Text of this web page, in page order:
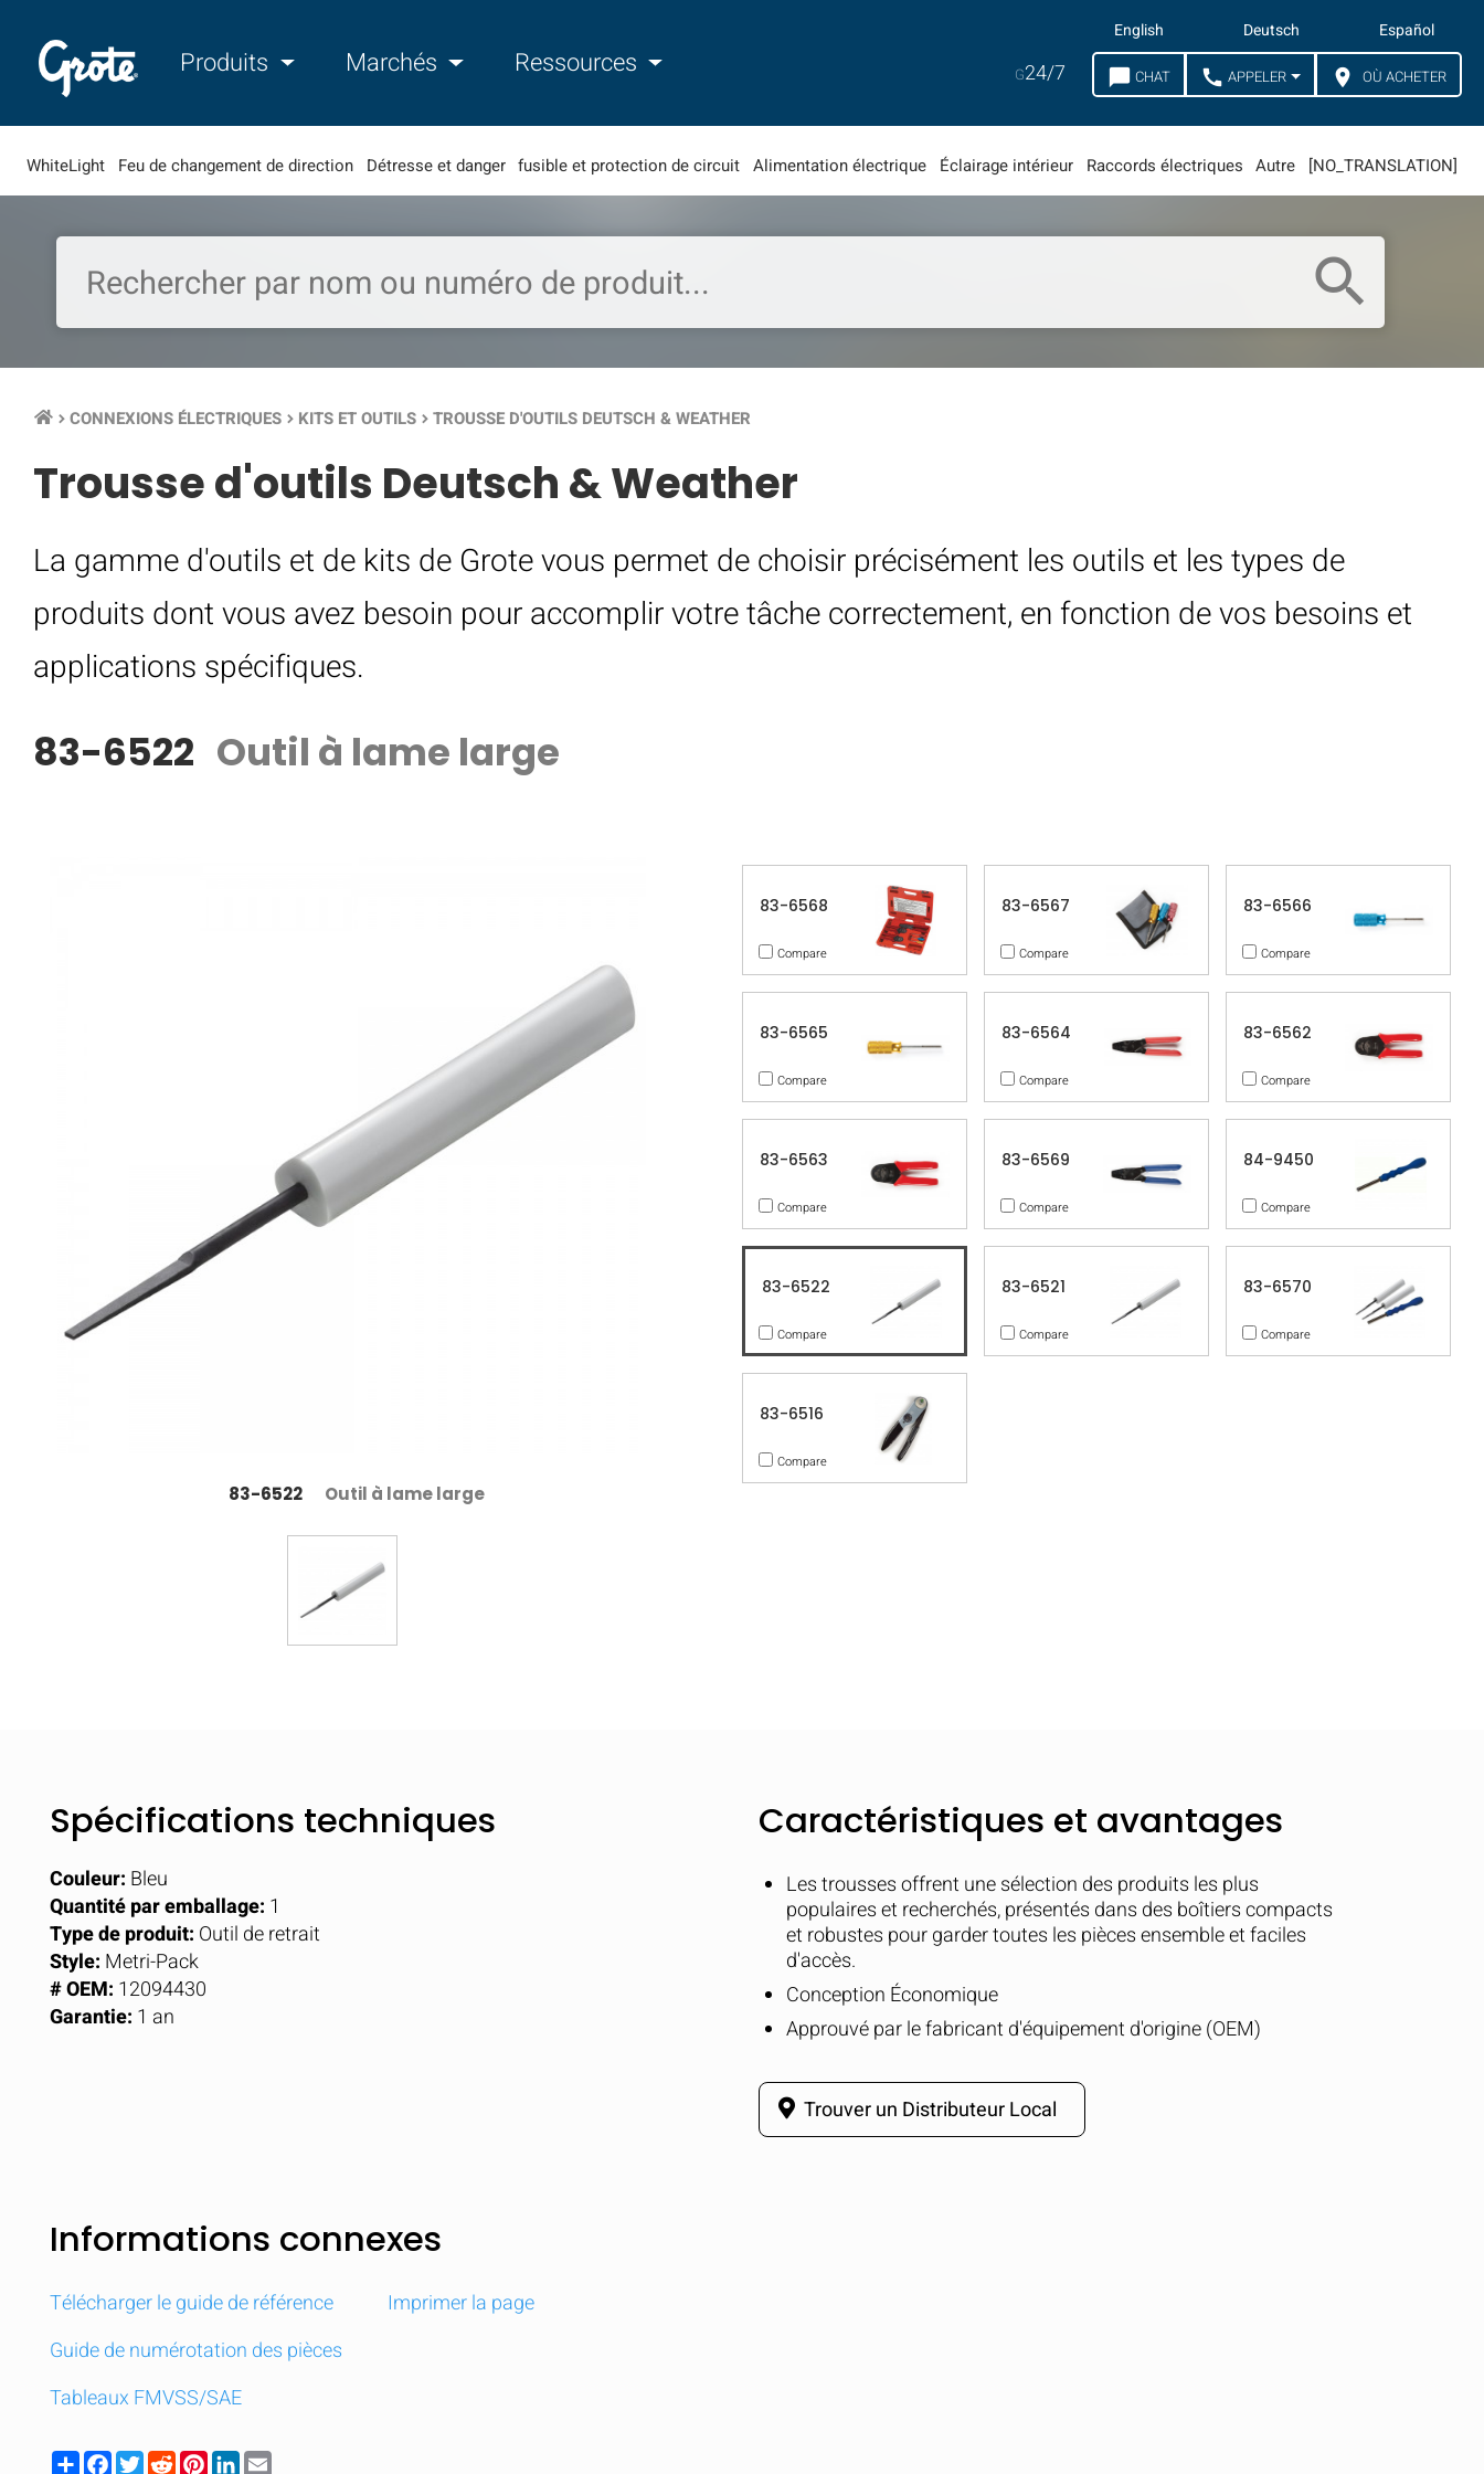
Produits Marchés Ressources
English Deutsch Español
G24/7 chat_bubble CHAT call APPELER location_on OÙ ACHETER
WhiteLight Feu de changement de direction Détresse et danger fusible et protection de circuit Alimentation électrique Éclairage intérieur Raccords électriques Autre [NO_TRANSLATION]
search
keyboard_arrow_right CONNEXIONS ÉLECTRIQUES keyboard_arrow_right KITS ET OUTILS keyboard_arrow_right TROUSSE D'OUTILS DEUTSCH & WEATHER
Trousse d'outils Deutsch & Weather
La gamme d'outils et de kits de Grote vous permet de choisir précisément les outils et les types de
produits dont vous avez besoin pour accomplir votre tâche correctement, en fonction de vos besoins et
applications spécifiques.
83-6522 Outil à lame large
83-6522 Outil à lame large
83-6568
Compare
83-6567
Compare
83-6566
Compare
83-6565
Compare
83-6564
Compare
83-6562
Compare
83-6563
Compare
83-6569
Compare
84-9450
Compare
83-6522
Compare
83-6521
Compare
83-6570
Compare
83-6516
Compare
Spécifications techniques
Couleur: Bleu
Quantité par emballage: 1
Type de produit: Outil de retrait
Style: Metri-Pack
# OEM: 12094430
Garantie: 1 an
Caractéristiques et avantages
Les trousses offrent une sélection des produits les plus
populaires et recherchés, présentés dans des boîtiers compacts
et robustes pour garder toutes les pièces ensemble et faciles
d'accès.
Conception Économique
Approuvé par le fabricant d'équipement d'origine (OEM)
Trouver un Distributeur Local
Informations connexes
Télécharger le guide de référence
Guide de numérotation des pièces
Tableaux FMVSS/SAE
Imprimer la page
ShareFacebook
TwitterRedditPinterestLinkedIn